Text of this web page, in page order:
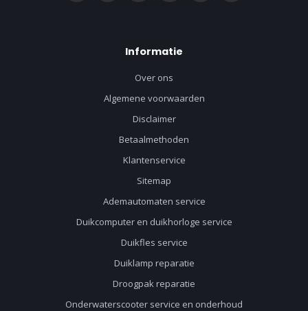
Informatie
Over ons
Algemene voorwaarden
Disclaimer
Betaalmethoden
Klantenservice
Sitemap
Ademautomaten service
Duikcomputer en duikhorloge service
Duikfles service
Duiklamp reparatie
Droogpak reparatie
Onderwaterscooter service en onderhoud